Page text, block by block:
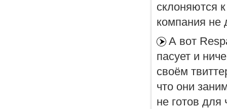
склоняются
компания не
А вот
пасует и
своём
что они
не готов